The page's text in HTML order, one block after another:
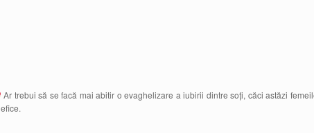
Ar trebui să se facă mai abitir o evaghelizare a iubirii dintre soți, căci astăzi